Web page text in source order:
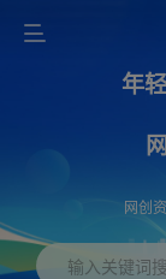
年
网创
输入关键词